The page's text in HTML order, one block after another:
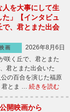
を大事にして生
た」【インタビュ
で、君とまた出会
映画
2026年8月6日
咲く丘で、君とまた
君とまた出会いた
の百合を演じた福原
君とま … 続きを読む
開映画から